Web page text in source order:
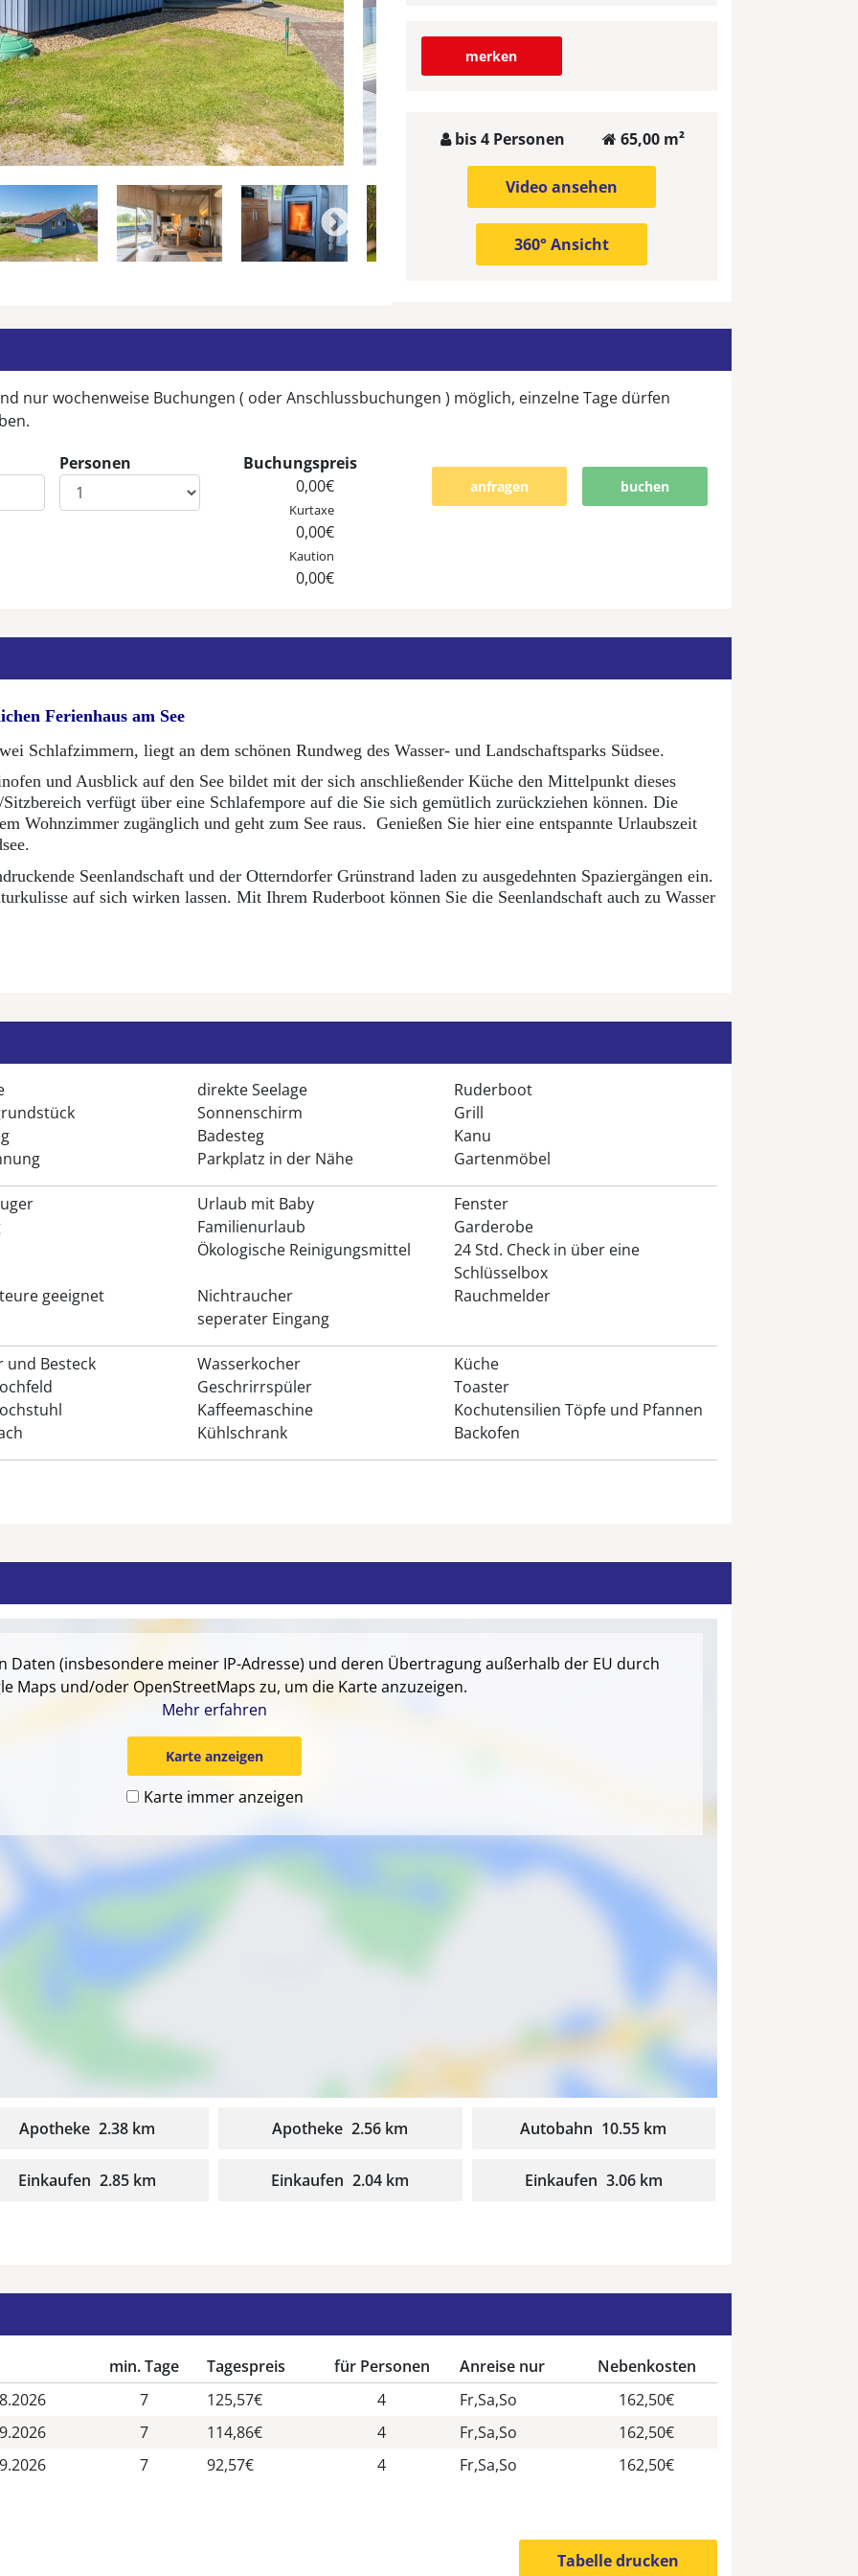
merken
bis 4 Personen 65,00 m²
Video ansehen
360° Ansicht
nur wochenweise Buchungen ( oder Anschlussbuchungen ) möglich, einzelne Tage dürfen
Personen
Eingabe Personen
Buchungspreis
0,00€
Kurtaxe
0,00€
Kaution
0,00€
buchen
anfragen
Ferienhaus am See
Schlafzimmern, liegt an dem schönen Rundweg des Wasser- und Landschaftsparks Südsee.
und Ausblick auf den See bildet mit der sich anschließender Küche den Mittelpunkt dieses
verfügt über eine Schlafempore auf die Sie sich gemütlich zurückziehen können. Die
Wohnzimmer zugänglich und geht zum See raus. Genießen Sie hier eine entspannte Urlaubszeit
Seenlandschaft und der Otterndorfer Grünstrand laden zu ausgedehnten Spaziergängen ein.
auf sich wirken lassen. Mit Ihrem Ruderboot können Sie die Seenlandschaft auch zu Wasser
Küche mit Geschirrspülmaschine, Backofen, Kochfeld, Mikrowelle, Kühlgefrierschrank,
mit einem Doppelbett, Kinderreisebett
und WC, Waschmaschine
Südterrasse mit Gartenmöbeln und Auflagen, Sonnenschirm, Grill, Ruderboot und
kleiner Bootsanleger gegenüber des Gartengrundstücks
Handfeger und Kehrblech
Haus fahren. Für die Zeit Ihres Aufenthaltes muss das Auto auf dem zu Haus gehörenden Parkplatz
direkte Seelage
Ruderboot
Sonnenschirm
Grill
Badesteg
Kanu
Parkplatz in der Nähe Gartenmöbel
Urlaub mit Baby
Fenster
Familienurlaub
Garderobe
Ökologische Reinigungsmittel
24 Std. Check in über eine
Schlüsselbox
geeignet
Nichtraucher
Rauchmelder
seperater Eingang
und Besteck Wasserkocher
Küche
Geschrirrspüler
Toaster
Kaffeemaschine
Kochutensilien Töpfe und Pfannen
Kühlschrank Backofen
Daten (insbesondere meiner IP-Adresse) und deren Übertragung außerhalb der EU durch
Maps und/oder OpenStreetMaps zu, um die Karte anzuzeigen.
Mehr erfahren
Karte anzeigen
Karte immer anzeigen
Apotheke 2.38 km Apotheke 2.56 km Autobahn 10.55 km
Einkaufen 2.85 km Einkaufen 2.04 km Einkaufen 3.06 km
min. Tage Tagespreis für Personen Anreise nur
Nebenkosten
7 125,57€ 4 Fr,Sa,So
162,50€
7 114,86€ 4 Fr,Sa,So
162,50€
7 92,57€ 4 Fr,Sa,So 162,50€
Tabelle drucken